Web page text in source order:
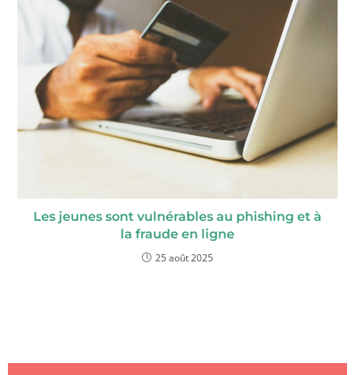
Les jeunes sont vulnérables au phishing et à
la fraude en ligne
25 août 2025